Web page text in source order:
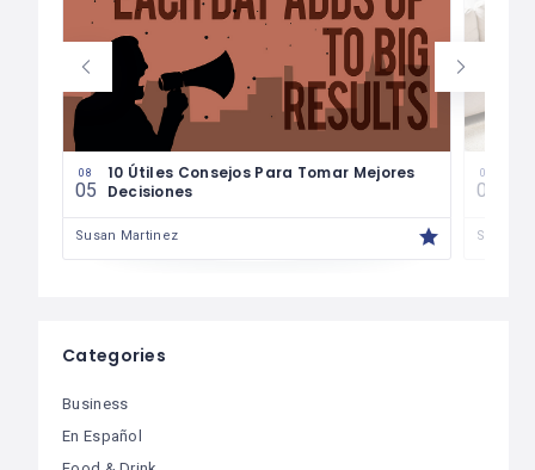
08
05
10 Útiles Consejos Para Tomar Mejores
Decisiones
Susan Martinez
08
04
Susan
Categories
Business
En Español